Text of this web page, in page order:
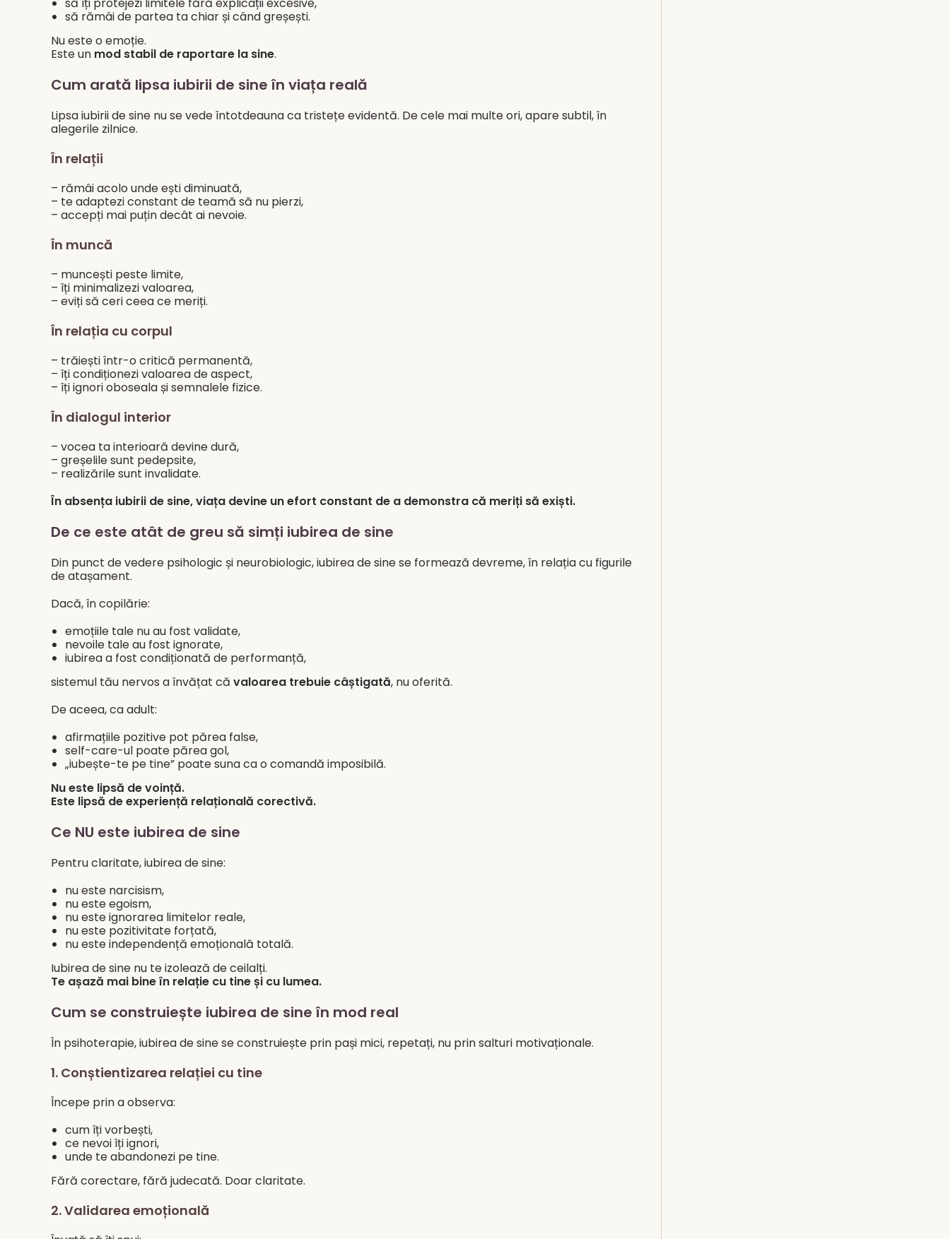
să rămâi de partea ta chiar și când greșești.
Nu este o emoție.
Este un mod stabil de raportare la sine.
Cum arată lipsa iubirii de sine în viața reală
Lipsa iubirii de sine nu se vede întotdeauna ca tristețe evidentă. De cele mai multe ori, apare subtil, în
alegerile zilnice.
În relații
– rămâi acolo unde ești diminuată,
– te adaptezi constant de teamă să nu pierzi,
– accepți mai puțin decât ai nevoie.
În muncă
– muncești peste limite,
– îți minimalizezi valoarea,
– eviți să ceri ceea ce meriți.
În relația cu corpul
– trăiești într-o critică permanentă,
– îți condiționezi valoarea de aspect,
– îți ignori oboseala și semnalele fizice.
În dialogul interior
– vocea ta interioară devine dură,
– greșelile sunt pedepsite,
– realizările sunt invalidate.
În absența iubirii de sine, viața devine un efort constant de a demonstra că meriți să exiști.
De ce este atât de greu să simți iubirea de sine
Din punct de vedere psihologic și neurobiologic, iubirea de sine se formează devreme, în relația cu figurile
de atașament.
Dacă, în copilărie:
emoțiile tale nu au fost validate,
nevoile tale au fost ignorate,
iubirea a fost condiționată de performanță,
sistemul tău nervos a învățat că valoarea trebuie câștigată, nu oferită.
De aceea, ca adult:
afirmațiile pozitive pot părea false,
self-care-ul poate părea gol,
„iubește-te pe tine” poate suna ca o comandă imposibilă.
Nu este lipsă de voință.
Este lipsă de experiență relațională corectivă.
Ce NU este iubirea de sine
Pentru claritate, iubirea de sine:
nu este narcisism,
nu este egoism,
nu este ignorarea limitelor reale,
nu este pozitivitate forțată,
nu este independență emoțională totală.
Iubirea de sine nu te izolează de ceilalți.
Te așază mai bine în relație cu tine și cu lumea.
Cum se construiește iubirea de sine în mod real
În psihoterapie, iubirea de sine se construiește prin pași mici, repetați, nu prin salturi motivaționale.
1. Conștientizarea relației cu tine
Începe prin a observa:
cum îți vorbești,
ce nevoi îți ignori,
unde te abandonezi pe tine.
Fără corectare, fără judecată. Doar claritate.
2. Validarea emoțională